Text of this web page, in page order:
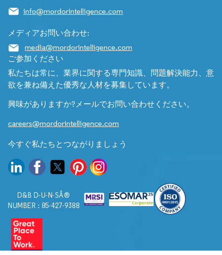
info@mordorintelligence.com
メディアお問い合わせ:
media@mordorintelligence.com
ご参加ください
私たちは常に、業界に関する専門知識、問題解決能力、意
欲を兼ね備えた優秀な人材を募集しています。
興味がありますか?メールでお問い合わせください。
careers@mordorintelligence.com
今すぐ私たちとつながりましょう
D&B D-U-N-SÂ®
NUMBER : 85-427-9388